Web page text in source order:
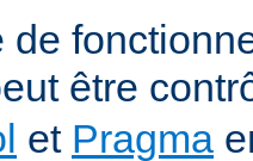
de
être
et Pragma